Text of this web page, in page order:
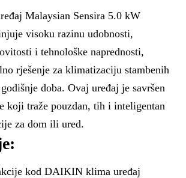
Malaysian Sensira 5.0 kW
visoku razinu udobnosti,
i tehnološke naprednosti,
rješenje za klimatizaciju stambenih
doba. Ovaj uređaj je savršen
koji traže pouzdan, tih i inteligentan
za dom ili ured.
kod DAIKIN klima uređaj